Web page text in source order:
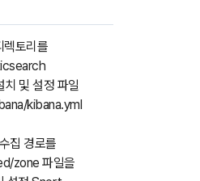
렉토리를
및 설정 파일
kibana.yml
집 경로를
zone 파일을